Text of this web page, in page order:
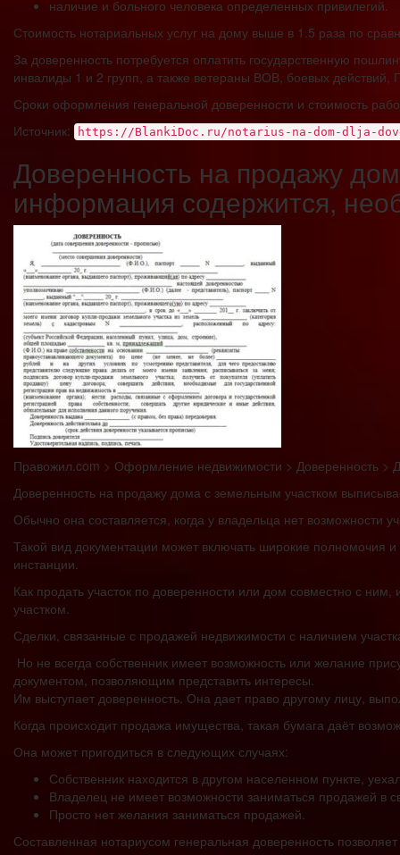
наличие и больного человека определенных привилегий.
Стоимость нотариальных услуг на дому выше в 1.5 раза по
За доверенность потребуется оплатить государственную
инвалиды 1 и 2 групп, а также ветераны ВОВ, боевых
Сроки оформления генеральной доверенности и стоимость
Источник:
https://BlankiDoc.ru/notarius-na-dom-dlja-
Доверенность на продажу
информация содержится,
Правожил.com > Оформление недвижимости > Доверенность >
Доверенность на продажу дома с земельным участком
Обычно она составляется, когда у владельца нет возможности
Такой вид документации может включать широкие полномочия
инстанции.
Как продать участок по доверенности или дом совместно с
участком.
Сделки, связанные с продажей недвижимости с наличием
Но не всегда собственник имеет возможность или желание
документом, позволяющим представить интересы.
Им выступает доверенность. Она дает право другому лицу,
Когда происходит продажа имущества, такая бумага даёт
Она может пригодиться в следующих случаях:
Собственник находится в другом населенном пункте,
Владелец не имеет возможности заниматься продажей в
Просто нет желания заниматься продажей.
Составленная нотариусом генеральная доверенность